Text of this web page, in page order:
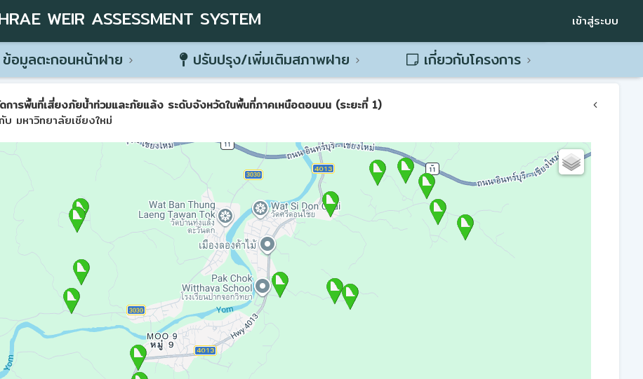
WEIR ASSESSMENT SYSTEM เข้าสู่ระบบ
ข้อมูลตะกอนหน้าฝาย ปรับปรุง/เพิ่มเติมสภาพฝาย
เกี่ยวกับโครงการ
ารพื้นที่เสี่ยงภัยน้ำท่วมและภัยแล้ง ระดับจังหวัดในพื้นที่ภาคเหนือตอนบน (ระยะที่ 1)
มหาวิทยาลัยเชียงใหม่